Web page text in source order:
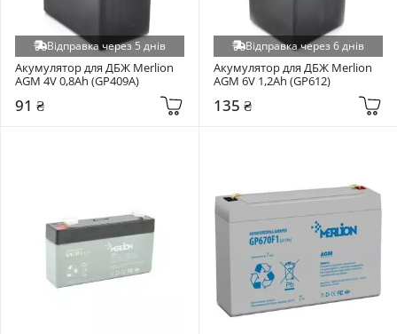
Відправка через 5 днів
Акумулятор для ДБЖ Merlion
AGM 4V 0,8Ah (GP409A)
91 ₴
Відправка через 6 днів
Акумулятор для ДБЖ Merlion
AGM 6V 1,2Ah (GP612)
135 ₴